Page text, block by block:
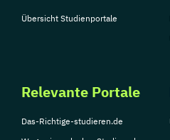
Übersicht Studienportale
Relevante Portale
Das-Richtige-studieren.de